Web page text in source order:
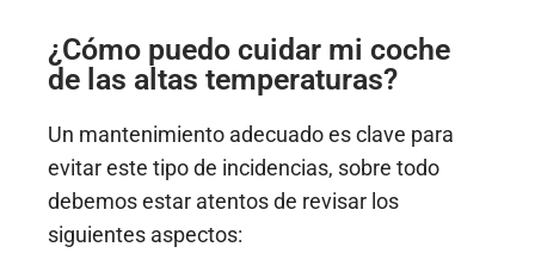
¿Cómo puedo cuidar mi coche
de las altas temperaturas?
Un mantenimiento adecuado es clave para
evitar este tipo de incidencias, sobre todo
debemos estar atentos de revisar los
siguientes aspectos: